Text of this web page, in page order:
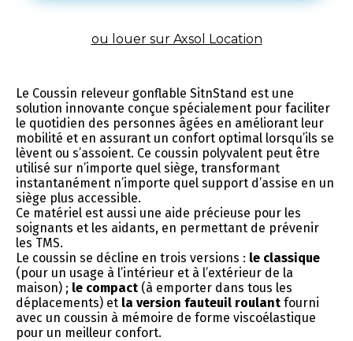
Le Coussin releveur gonflable SitnStand est une
solution innovante conçue spécialement pour faciliter
le quotidien des personnes âgées en améliorant leur
mobilité et en assurant un confort optimal lorsqu’ils se
lèvent ou s’assoient. Ce coussin polyvalent peut être
utilisé sur n’importe quel siège, transformant
instantanément n’importe quel support d’assise en un
siège plus accessible.
Ce matériel est aussi une aide précieuse pour les
soignants et les aidants, en permettant de prévenir
les TMS.
Le coussin se décline en trois versions : le classique
(pour un usage à l’intérieur et à l’extérieur de la
maison) ; le compact (à emporter dans tous les
déplacements) et la version fauteuil roulant fourni
avec un coussin à mémoire de forme viscoélastique
pour un meilleur confort.
ou louer sur Axsol Location